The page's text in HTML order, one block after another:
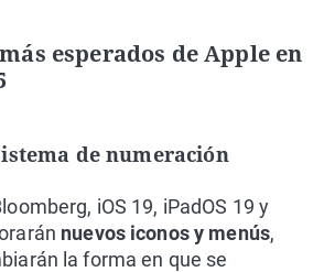
esperados de Apple en
de numeración
iOS 19, iPadOS 19 y
nuevos iconos y menús,
la forma en que se